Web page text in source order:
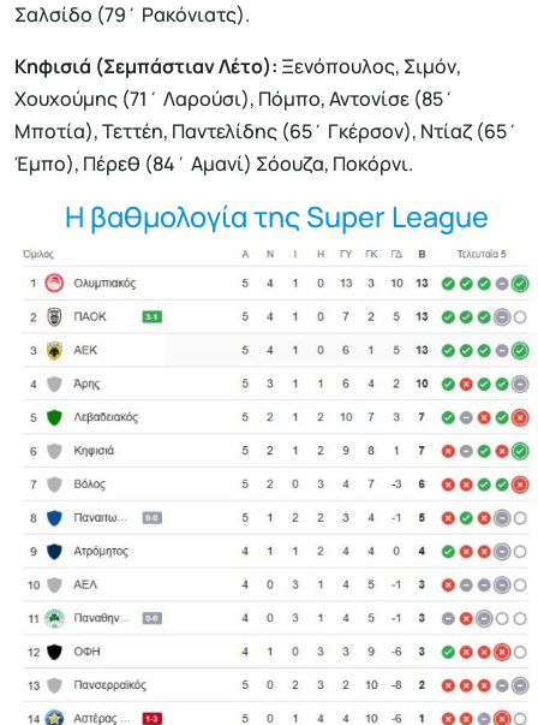
Σαλσίδο (79΄ Ρακόνιατς).
Κηφισιά (Σεμπάστιαν Λέτο): Ξενόπουλος, Σιμόν,
Χουχούμης (71΄ Λαρούσι), Πόμπο, Αντονίσε (85΄
Μποτία), Τεττέη, Παντελίδης (65΄ Γκέρσον), Ντίαζ (65΄
Έμπο), Πέρεθ (84΄ Αμανί) Σόουζα, Ποκόρνι.
Η βαθμολογία της Super League